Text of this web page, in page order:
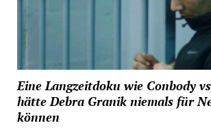
Eine Langzeitdoku wie Conbody
hätte Debra Granik niemals für
können